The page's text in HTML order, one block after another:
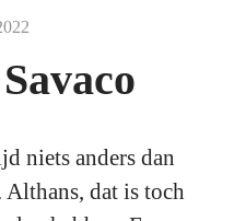
niets anders dan
dat is toch